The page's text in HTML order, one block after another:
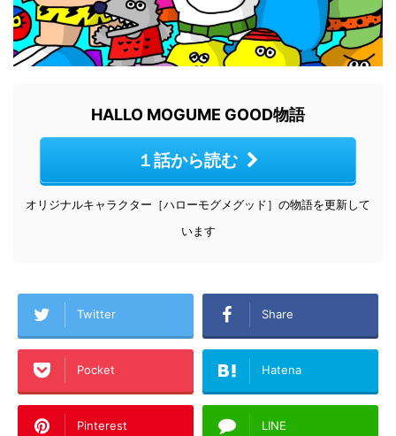
HALLO MOGUME GOOD物語
１話から読む
オリジナルキャラクター［ハローモグメグッド］の物語を更新して
います
Twitter Share
Pocket Hatena
Pinterest LINE